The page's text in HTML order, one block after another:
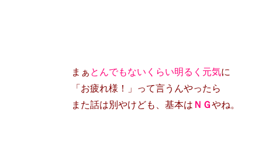
まぁ とんでもないくらい明るく元気に
「お疲れ様！」って言うんやったら
また話は別やけども、基本は ＮＧやね。